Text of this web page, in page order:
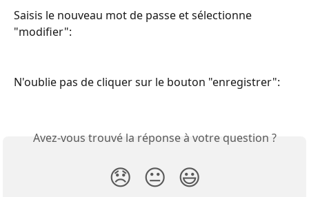
Saisis le nouveau mot de passe et sélectionne
"modifier":
N'oublie pas de cliquer sur le bouton "enregistrer":
Avez-vous trouvé la réponse à votre question ?
😞 😐 😃